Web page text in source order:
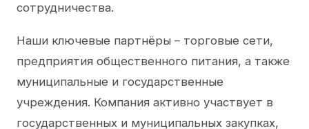
сотрудничества.
Наши ключевые партнёры – торговые сети,
предприятия общественного питания, а также
муниципальные и государственные
учреждения. Компания активно участвует в
государственных и муниципальных закупках,